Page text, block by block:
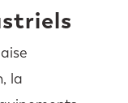
la